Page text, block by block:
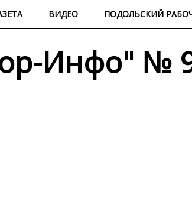
ВИДЕО ПОДОЛЬСКИЙ
Инфо" №